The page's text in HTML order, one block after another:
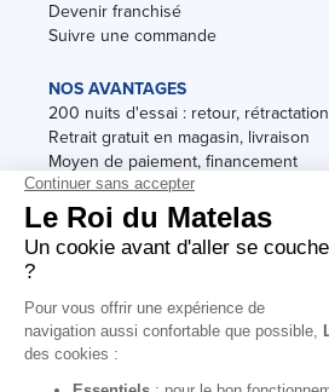
Devenir franchisé
Suivre une commande
NOS AVANTAGES
200 nuits d'essai : retour, rétractation
Retrait gratuit en magasin, livraison
Moyen de paiement, financement
Garantie
Destockage
Soldes